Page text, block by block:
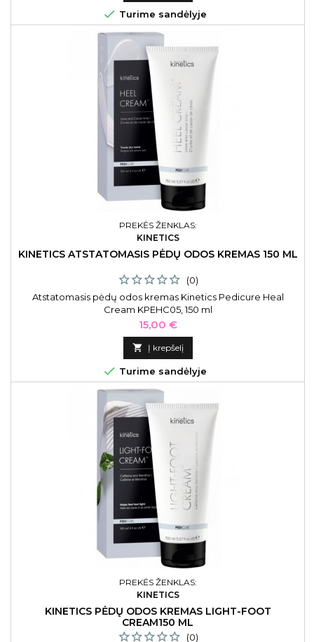
 Turime sandėlyje
PREKĖS ŽENKLAS:
KINETICS
KINETICS ATSTATOMASIS PĖDŲ ODOS KREMAS 150 ML
(0)
Atstatomasis pėdų odos kremas Kinetics Pedicure Heal
Cream KPEHC05, 150 ml
Kaina
15,00 €
 Į krepšelį
 Turime sandėlyje
PREKĖS ŽENKLAS:
KINETICS
KINETICS PĖDŲ ODOS KREMAS LIGHT-FOOT
CREAM150 ML
(0)